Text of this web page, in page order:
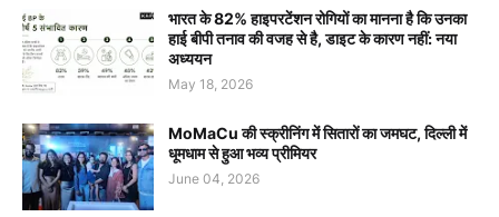
भारत के 82% हाइपरटेंशन रोगियों का मानना है कि उनका
हाई बीपी तनाव की वजह से है, डाइट के कारण नहीं: नया
अध्ययन
May 18, 2026
MoMaCu की स्क्रीनिंग में सितारों का जमघट, दिल्ली में
धूमधाम से हुआ भव्य प्रीमियर
June 04, 2026